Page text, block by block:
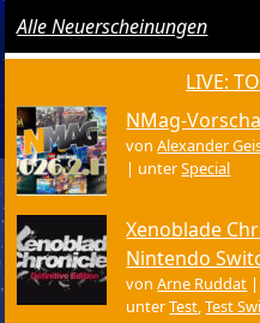
Alle Neuerscheinungen
LIVE:
NMag-
vonAlexander
| unterSpecial
Xenoblade
Nintendo
vonArne Ruddat
unterTest,Test